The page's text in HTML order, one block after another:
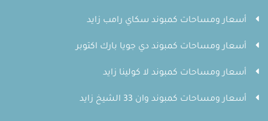
أسعار ومساحات كمبوند سكاي رامب زايد
أسعار ومساحات كمبوند دي جويا بارك اكتوبر
أسعار ومساحات كمبوند لا كولينا زايد
أسعار ومساحات كمبوند وان 33 الشيخ زايد